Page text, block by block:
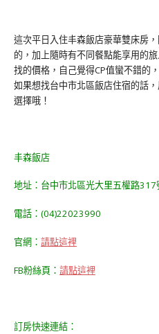
這次平日入住丰森飯店豪華雙床房
的，加上隨時有不同餐點能享用的
找的價格，自己覺得CP值蠻不錯的
如果想找台中市北區飯店住宿的話
選擇哦！
丰森飯店
地址：台中市北區光大里五權路317
電話：(04)22023990
官網： 請點這裡
FB粉絲頁： 請點這裡
訂房快速連結：